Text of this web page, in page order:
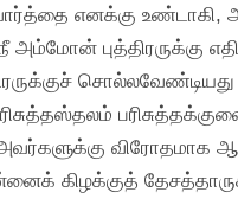
எனக்கு உண்டாகி,
நீ அம்மோன் புத்திரருக்கு
விரோதமாக ஆ
கிழக்குத்